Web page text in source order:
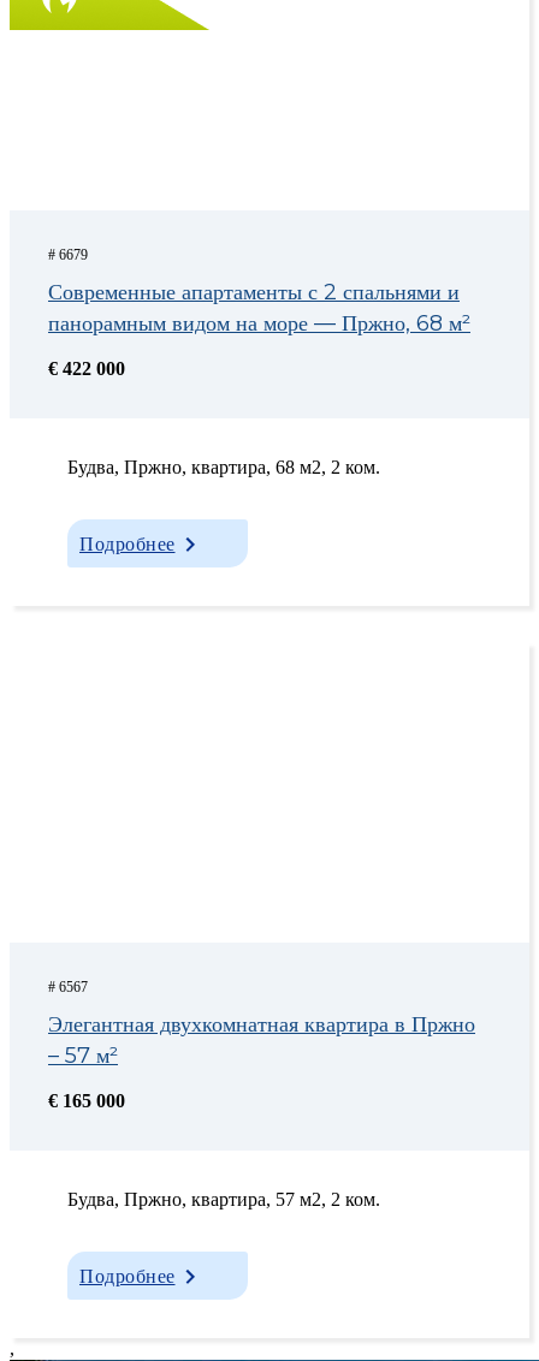
# 6679
Современные апартаменты с 2 спальнями и
панорамным видом на море — Пржно, 68 м²
€ 422 000
Будва, Пржно, квартира, 68 м2, 2 ком.
Подробнее
# 6567
Элегантная двухкомнатная квартира в Пржно
– 57 м²
€ 165 000
Будва, Пржно, квартира, 57 м2, 2 ком.
Подробнее
,